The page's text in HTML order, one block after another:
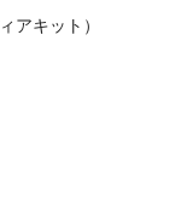
アキット）